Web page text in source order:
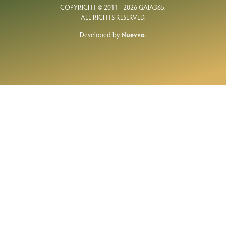
COPYRIGHT © 2011 - 2026 GAIA365.
ALL RIGHTS RESERVED.
Developed by Nuevvo.